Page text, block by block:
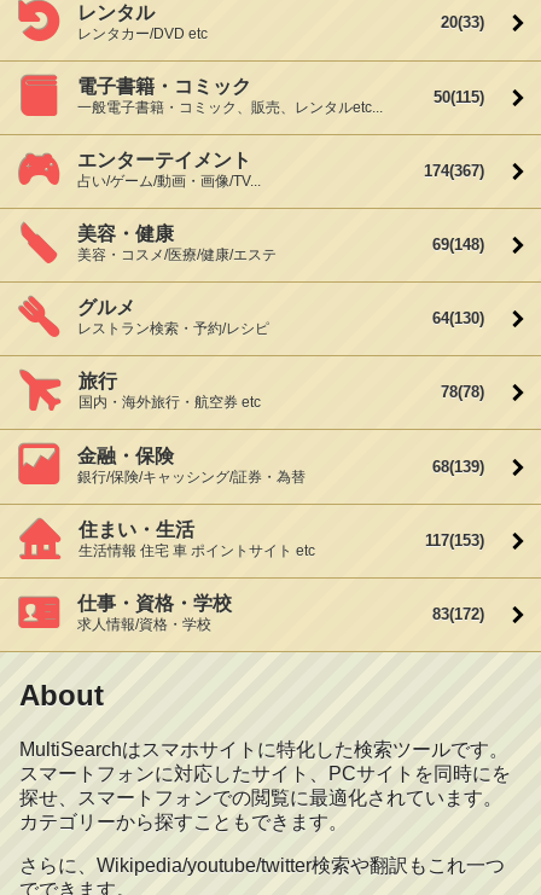
レンタル
レンタカー/DVD etc
20(33)
電子書籍・コミック
一般電子書籍・コミック、販売、レンタルetc...
50(115)
エンターテイメント
占い/ゲーム/動画・画像/TV...
174(367)
美容・健康
美容・コスメ/医療/健康/エステ
69(148)
グルメ
レストラン検索・予約/レシピ
64(130)
旅行
国内・海外旅行・航空券 etc
78(78)
金融・保険
銀行/保険/キャッシング/証券・為替
68(139)
住まい・生活
生活情報 住宅 車 ポイントサイト etc
117(153)
仕事・資格・学校
求人情報/資格・学校
83(172)
About
MultiSearchはスマホサイトに特化した検索ツールです。
スマートフォンに対応したサイト、PCサイトを同時にを
探せ、スマートフォンでの閲覧に最適化されています。
カテゴリーから探すこともできます。
さらに、Wikipedia/youtube/twitter検索や翻訳もこれ一つ
でできます。